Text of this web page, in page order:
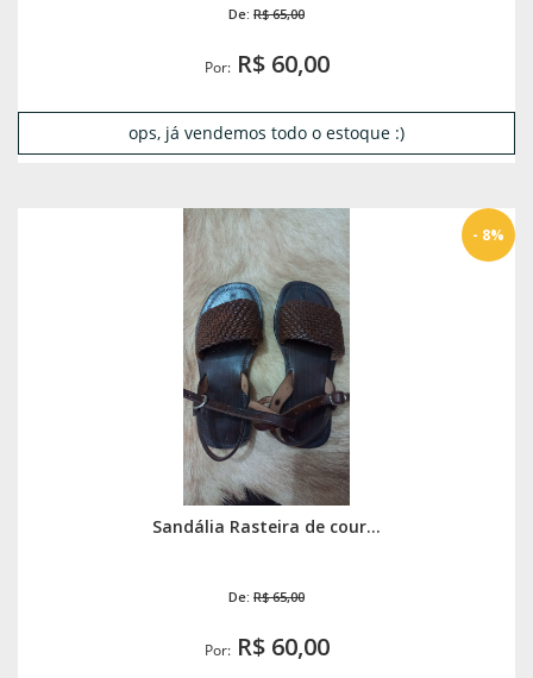
De: R$ 65,00
Por:R$ 60,00
ops, já vendemos todo o estoque :)
Sandália Rasteira de cour...
De: R$ 65,00
Por:R$ 60,00
- 8%